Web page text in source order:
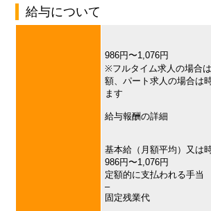
給与について
986円〜1,076円
※フルタイム求人の場合
額、パート求人の場合は
ます
給与報酬の詳細
基本給（月額平均）又は
986円〜1,076円
定額的に支払われる手当
–
固定残業代